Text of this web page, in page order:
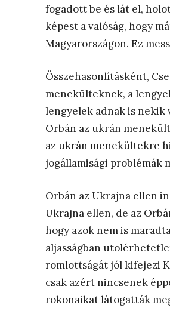
fogadott be és lát el,
képest a valóság, hogy
Magyarországon. Ez
Összehasonlításként,
menekülteknek, a
lengyelek adnak is nekik
Orbán az ukrán
az ukrán menekültekre
jogállamisági problémák
Orbán az Ukrajna ellen
Ukrajna ellen, de az
hogy azok nem is
aljasságban
romlottságát jól kifejezi
csak azért nincsenek
rokonaikat látogatták